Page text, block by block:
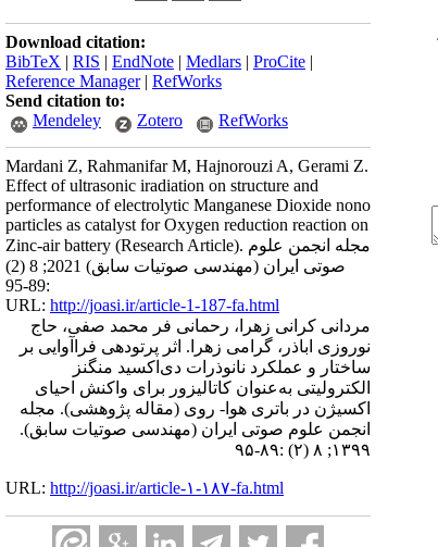
Download citation:
BibTeX | RIS | EndNote | Medlars | ProCite |
Reference Manager| RefWorks
Send citation to:
Mendeley
Zotero RefWorks
Mardani Z, Rahmanifar M, Hajnorouzi A, Gerami Z.
Effect of ultrasonic iradiation on structure and
performance of electrolytic Manganese Dioxide nono
particles as catalyst for Oxygen reduction reaction on
Zinc-air battery (Research Article). مجله انجمن علوم
صوتی ایران (مهندسی صوتیات سابق) 2021; 8 (2)
:89-95
URL: http://joasi.ir/article-1-187-fa.html
مردانی کرانی زهرا، رحمانی فر محمد صفی، حاج
نوروزی اباذر، گرامی زهرا. اثر پرتودهی فراآوایی بر
ساختار و عملکرد نانوذرات دی‌اکسید‌ منگنز
الکترولیتی به‌عنوان کاتالیزور برای واکنش احیای
اکسیژن در باتری هوا- روی (مقاله پژوهشی). مجله
انجمن علوم صوتی ایران (مهندسی صوتیات سابق).
۱۳۹۹; ۸ (۲) :۸۹-۹۵
URL: http://joasi.ir/article-۱-۱۸۷-fa.html